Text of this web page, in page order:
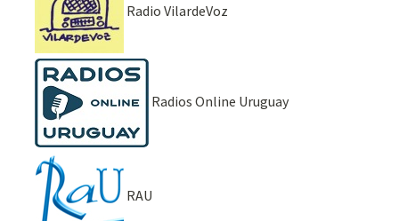
Radio VilardeVoz
Radios Online Uruguay
RAU